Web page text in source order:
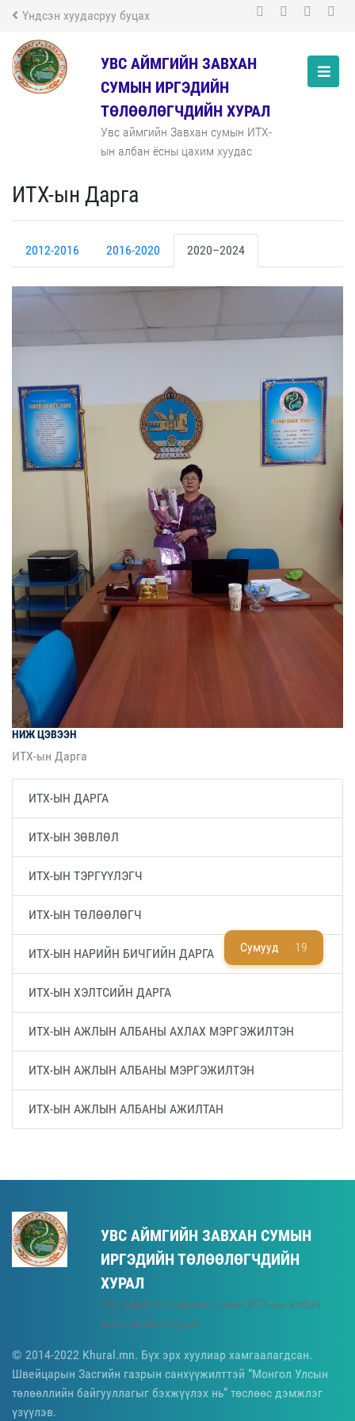
Үндсэн хуудасруу буцах
УВС АЙМГИЙН ЗАВХАН
СУМЫН ИРГЭДИЙН
ТӨЛӨӨЛӨГЧДИЙН ХУРАЛ
Увс аймгийн Завхан сумын ИТХ-
ын албан ёсны цахим хуудас
Сумууд 19
ИТХ-ын Дарга
2012-2016 2016-2020 2020–2024
НИЖЦЭВЭЭН
ИТХ-ын Дарга
ИТХ-ЫН ДАРГА
ИТХ-ЫН ЗӨВЛӨЛ
ИТХ-ЫН ТЭРГҮҮЛЭГЧ
ИТХ-ЫН ТӨЛӨӨЛӨГЧ
ИТХ-ЫН НАРИЙН БИЧГИЙН ДАРГА
ИТХ-ЫН ХЭЛТСИЙН ДАРГА
ИТХ-ЫН АЖЛЫН АЛБАНЫ АХЛАХ МЭРГЭЖИЛТЭН
ИТХ-ЫН АЖЛЫН АЛБАНЫ МЭРГЭЖИЛТЭН
ИТХ-ЫН АЖЛЫН АЛБАНЫ АЖИЛТАН
УВС АЙМГИЙН ЗАВХАН СУМЫН
ИРГЭДИЙН ТӨЛӨӨЛӨГЧДИЙН
ХУРАЛ
Увс аймгийн Завхан сумын ИТХ-ын албан
ёсны цахим хуудас
© 2014-2022 Khural.mn. Бүх эрх хуулиар хамгаалагдсан.
Швейцарын Засгийн газрын санхүүжилттэй “Монгол Улсын
төлөөллийн байгууллагыг бэхжүүлэх нь” төслөөс дэмжлэг
үзүүлэв.